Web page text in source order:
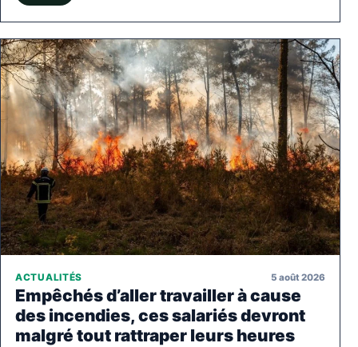
ACTUALITÉS 5 août 2026
Empêchés d’aller travailler à cause
des incendies, ces salariés devront
malgré tout rattraper leurs heures